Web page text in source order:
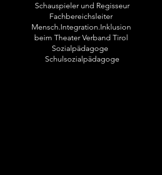
Schauspieler und Regisseur
Fachbereichsleiter
Mensch.Integration.Inklusion
beim Theater Verband Tirol
Sozialpädagoge
Schulsozialpädagoge